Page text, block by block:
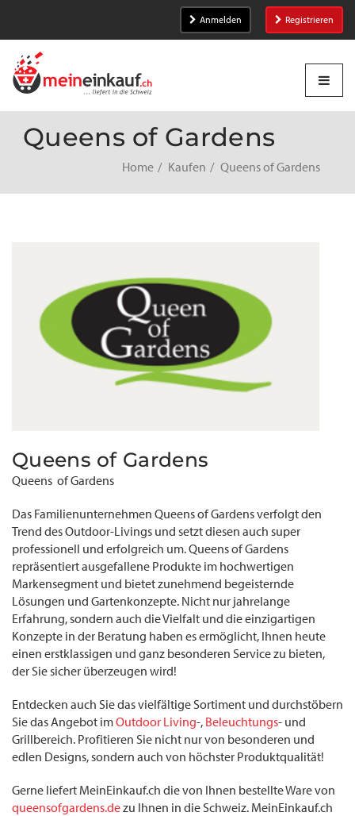
Anmelden Registrieren
Queens of Gardens
Home Kaufen Queens of Gardens
Queens of Gardens
Queens of Gardens
Das Familienunternehmen Queens of Gardens verfolgt den
Trend des Outdoor-Livings und setzt diesen auch super
professionell und erfolgreich um. Queens of Gardens
repräsentiert ausgefallene Produkte im hochwertigen
Markensegment und bietet zunehmend begeisternde
Lösungen und Gartenkonzepte. Nicht nur jahrelange
Erfahrung, sondern auch die Vielfalt und die einzigartigen
Konzepte in der Beratung haben es ermöglicht, Ihnen heute
einen erstklassigen und ganz besonderen Service zu bieten,
der Sie sicher überzeugen wird!
Entdecken auch Sie das vielfältige Sortiment und durchstöbern
Sie das Angebot imOutdoor Living-, Beleuchtungs- und
Grillbereich. Profitieren Sie nicht nur von besonderen und
edlen Designs, sondern auch von höchster Produktqualität!
Gerne liefert MeinEinkauf.ch die von Ihnen bestellte Ware von
queensofgardens.dezu Ihnen in die Schweiz. MeinEinkauf.ch